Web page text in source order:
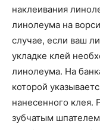
наклеивания
линолеума на
случае, если ваш
укладке клей
линолеума. На
которой
нанесенного клея.
зубчатым